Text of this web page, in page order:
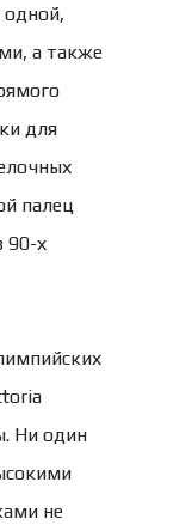
одной,
а также
для
палец
90-х
Ни один
не